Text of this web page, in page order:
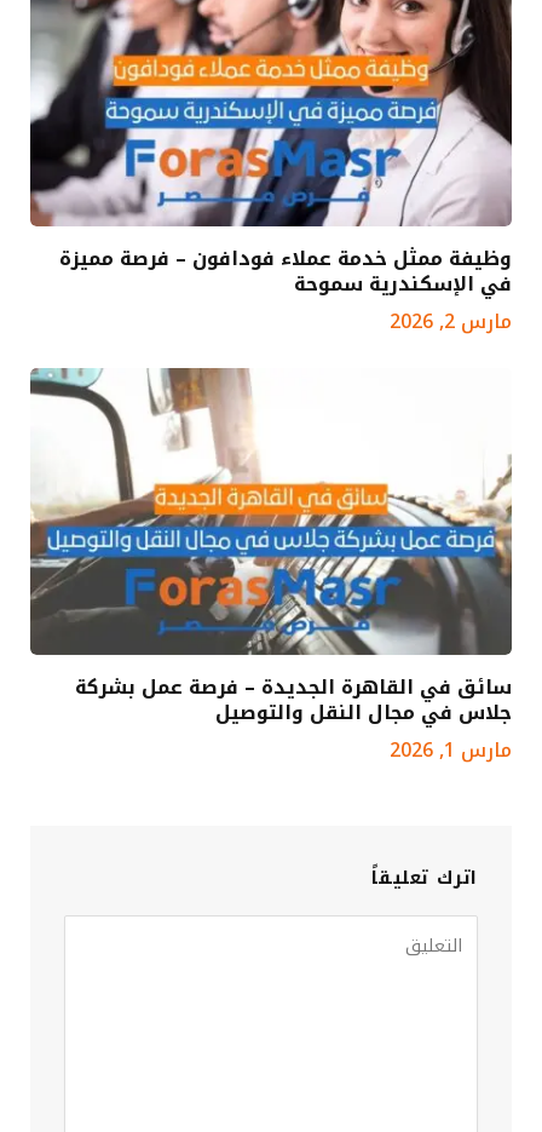
وظيفة ممثل خدمة عملاء فودافون – فرصة مميزة
في الإسكندرية سموحة
مارس 2, 2026
سائق في القاهرة الجديدة – فرصة عمل بشركة
جلاس في مجال النقل والتوصيل
مارس 1, 2026
اترك تعليقاً